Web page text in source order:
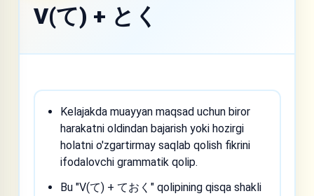
V(て) + とく
Kelajakda muayyan maqsad uchun biror
harakatni oldindan bajarish yoki hozirgi
holatni o'zgartirmay saqlab qolish fikrini
ifodalovchi grammatik qolip.
Bu "V(て) + ておく" qolipining qisqa shakli